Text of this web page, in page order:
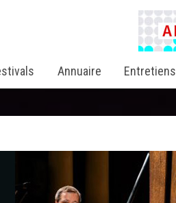
Annuaire Entretiens